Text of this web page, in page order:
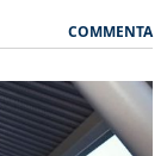
COMMENTA